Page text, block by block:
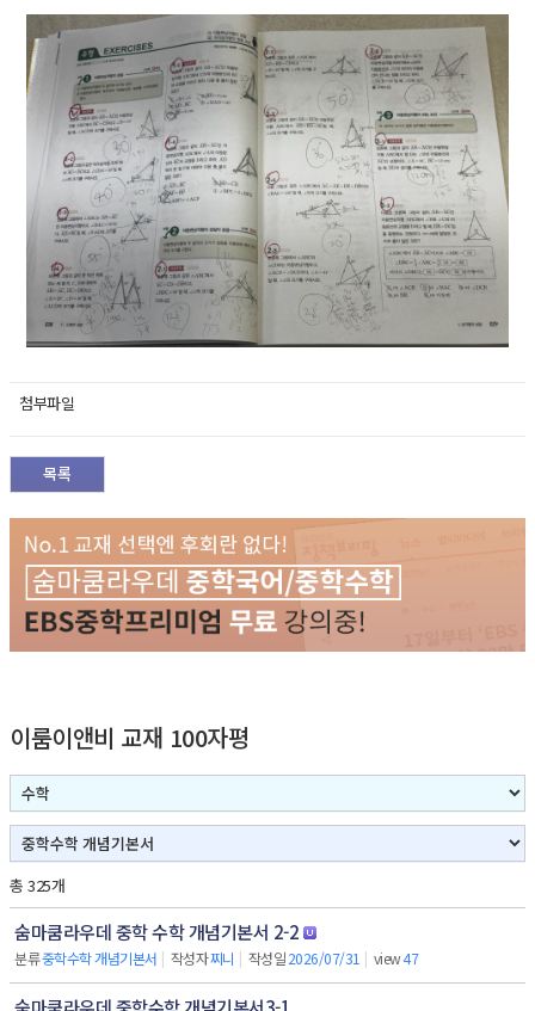
첨부파일
목록
이룸이앤비 교재 100자평
총 325개
숨마쿰라우데 중학 수학 개념기본서 2-2
분류중학수학 개념기본서 | 작성자찌니 | 작성일2026/07/31 | view47